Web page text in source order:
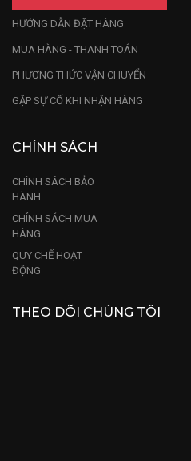
HƯỚNG DẪN ĐẶT HÀNG
MUA HÀNG - THANH TOÁN
PHƯƠNG THỨC VẬN CHUYỂN
GẶP SỰ CỐ KHI NHẬN HÀNG
CHÍNH SÁCH
CHÍNH SÁCH BẢO
HÀNH
CHÍNH SÁCH MUA
HÀNG
QUY CHẾ HOẠT
ĐỘNG
THEO DÕI CHÚNG TÔI